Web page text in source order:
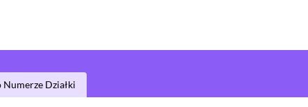
Numerze Działki